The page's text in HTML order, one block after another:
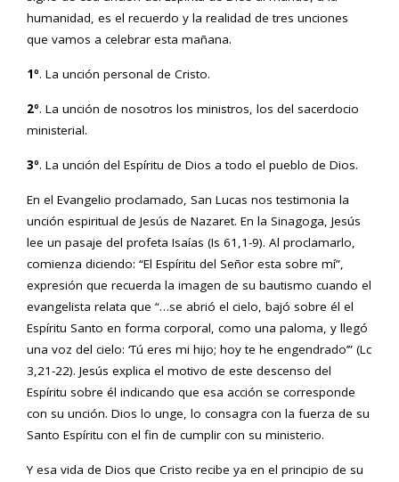
humanidad, es el recuerdo y la realidad de tres unciones
que vamos a celebrar esta mañana.
1º. La unción personal de Cristo.
2º. La unción de nosotros los ministros, los del sacerdocio
ministerial.
3º. La unción del Espíritu de Dios a todo el pueblo de Dios.
En el Evangelio proclamado, San Lucas nos testimonia la
unción espiritual de Jesús de Nazaret. En la Sinagoga, Jesús
lee un pasaje del profeta Isaías (Is 61,1-9). Al proclamarlo,
comienza diciendo: “El Espíritu del Señor esta sobre mí”,
expresión que recuerda la imagen de su bautismo cuando el
evangelista relata que “…se abrió el cielo, bajó sobre él el
Espíritu Santo en forma corporal, como una paloma, y llegó
una voz del cielo: ‘Tú eres mi hijo; hoy te he engendrado’” (Lc
3,21-22). Jesús explica el motivo de este descenso del
Espíritu sobre él indicando que esa acción se corresponde
con su unción. Dios lo unge, lo consagra con la fuerza de su
Santo Espíritu con el fin de cumplir con su ministerio.
Y esa vida de Dios que Cristo recibe ya en el principio de su